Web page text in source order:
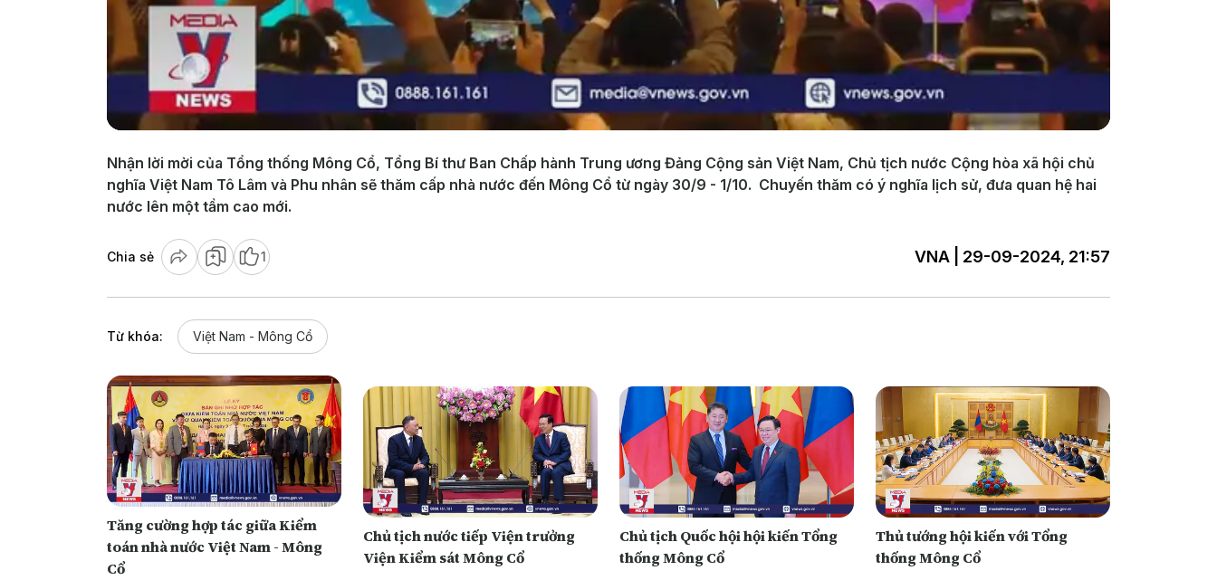
Nhận lời mời của Tổng thống Mông Cổ, Tổng Bí thư Ban Chấp hành Trung ương Đảng Cộng sản Việt Nam, Chủ tịch nước Cộng hòa xã hội chủ
nghĩa Việt Nam Tô Lâm và Phu nhân sẽ thăm cấp nhà nước đến Mông Cổ từ ngày 30/9 - 1/10. Chuyến thăm có ý nghĩa lịch sử, đưa quan hệ hai
nước lên một tầm cao mới.
Chia sẻ 1 VNA | 29-09-2024, 21:57
Từ khóa: Việt Nam - Mông Cổ
Tăng cường hợp tác giữa Kiểm
toán nhà nước Việt Nam - Mông
Cổ
Chủ tịch nước tiếp Viện trưởng
Viện Kiểm sát Mông Cổ
Chủ tịch Quốc hội hội kiến Tổng
thống Mông Cổ
Thủ tướng hội kiến với Tổng
thống Mông Cổ